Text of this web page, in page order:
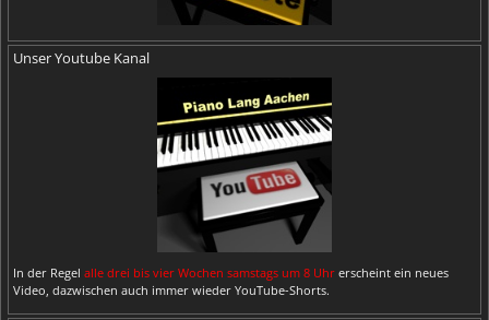
Unser Youtube Kanal
In der Regel alle drei bis vier Wochen samstags um 8 Uhr erscheint ein neues
Video, dazwischen auch immer wieder YouTube-Shorts.